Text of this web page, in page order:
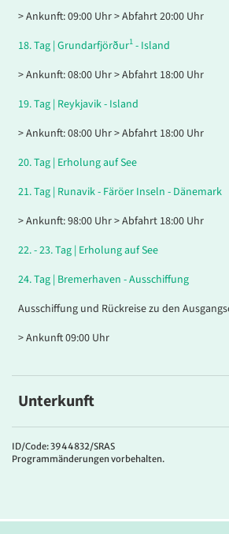
> Ankunft: 09:00 Uhr > Abfahrt 20:00 Uhr
18.Tag | Grundarfjörður1 - Island
> Ankunft: 08:00 Uhr > Abfahrt 18:00 Uhr
19.Tag | Reykjavik - Island
> Ankunft: 08:00 Uhr > Abfahrt 18:00 Uhr
20.Tag | Erholung auf See
21.Tag | Runavik - Färöer Inseln - Dänemark
> Ankunft: 98:00 Uhr > Abfahrt 18:00 Uhr
22. - 23.Tag | Erholung auf See
24.Tag | Bremerhaven - Ausschiffung
Ausschiffung und Rückreise zu den
> Ankunft 09:00 Uhr
Unterkunft
MS Artania
Ganz im Stil moderner Luxusschiffe bietet MS
Außenkabinen. Obwohl 231 Meter lang, ist
unverbaute Terrassen-Heck lassen die
ID/Code: 3944832/SRAS
Programmänderungen vorbehalten.